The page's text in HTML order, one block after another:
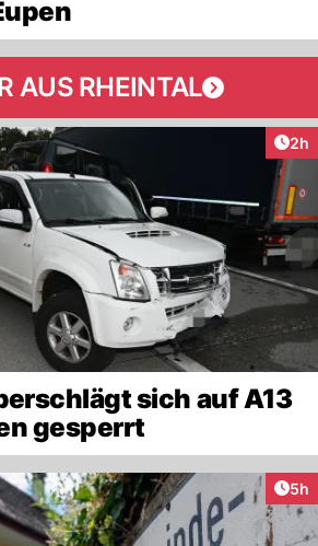
AUS RHEINTAL
2h
sich auf A13
gesperrt
5h